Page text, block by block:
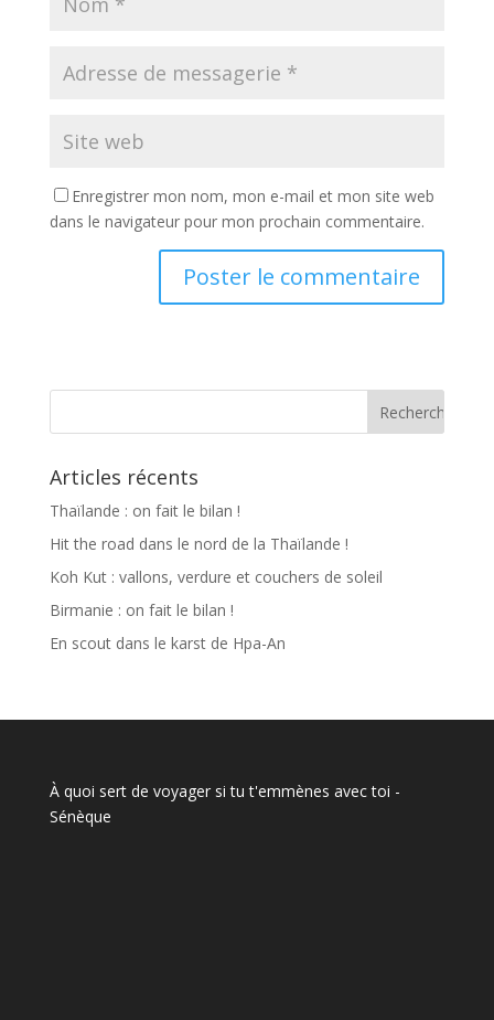
Enregistrer mon nom, mon e-mail et mon site web
dans le navigateur pour mon prochain commentaire.
Articles récents
Thaïlande : on fait le bilan !
Hit the road dans le nord de la Thaïlande !
Koh Kut : vallons, verdure et couchers de soleil
Birmanie : on fait le bilan !
En scout dans le karst de Hpa-An
À quoi sert de voyager si tu t'emmènes avec toi -
Sénèque